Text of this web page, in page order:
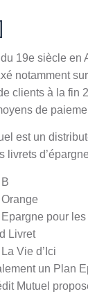
19e siècle en
notamment
clients à la fin
de
est un
livrets
Epargne pour
Livret
Vie d’Ici
un Plan
Mutuel